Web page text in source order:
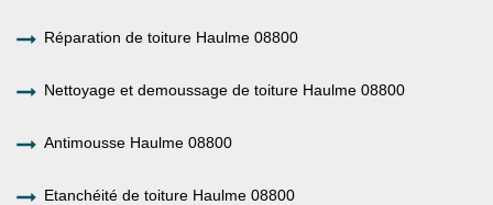
Réparation de toiture Haulme 08800
Nettoyage et demoussage de toiture Haulme 08800
Antimousse Haulme 08800
Etanchéité de toiture Haulme 08800